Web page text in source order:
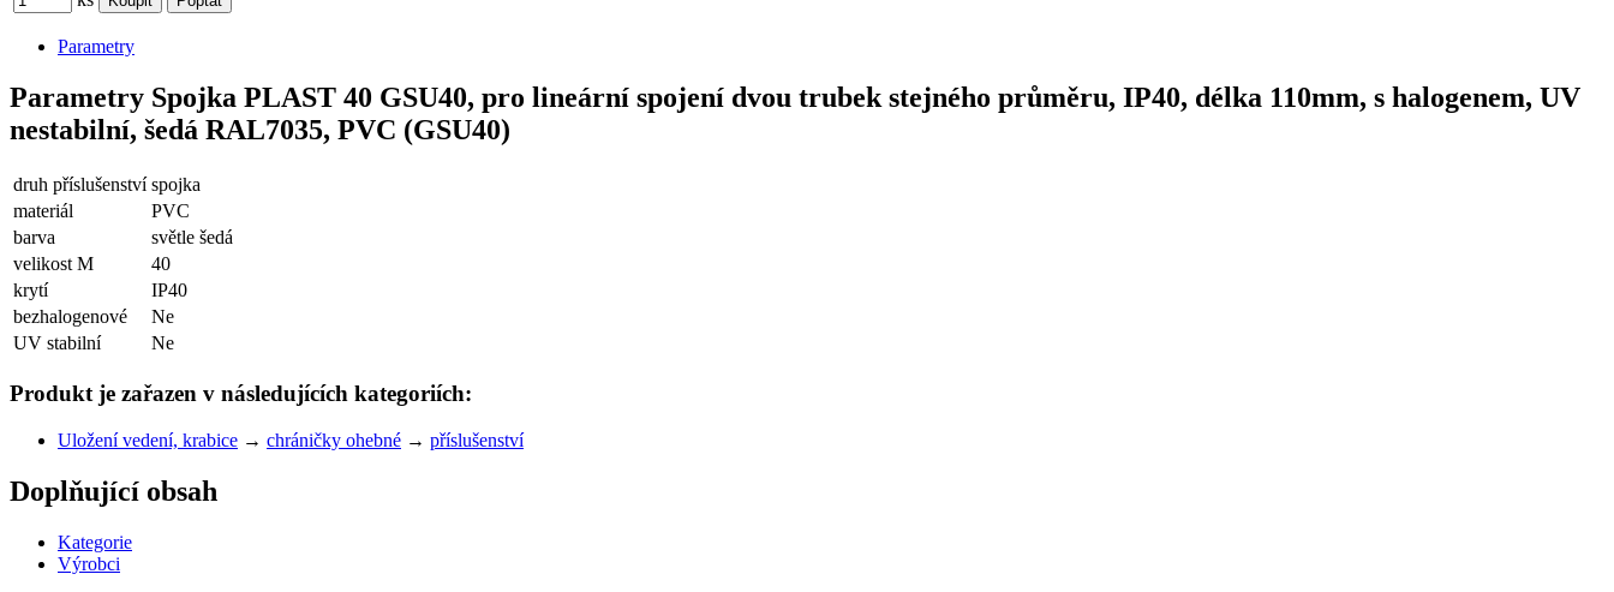
Parametry
Parametry Spojka PLAST 40 GSU40, pro lineární spojení dvou trubek stejného průměru, IP40, délka 110mm, s halogenem, UV
nestabilní, šedá RAL7035, PVC (GSU40)
druh příslušenství spojka
materiál
PVC
barva
světle šedá
velikost M
40
krytí
IP40
bezhalogenové
Ne
UV stabilní
Ne
Produkt je zařazen v následujících kategoriích:
Uložení vedení, krabice → chráničky ohebné → příslušenství
Doplňující obsah
Kategorie
Výrobci